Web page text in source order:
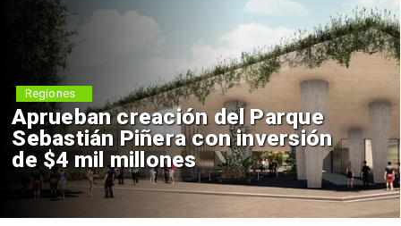
Aprueban creación del Parque
Sebastián Piñera con inversión
de $4 mil millones
Regiones